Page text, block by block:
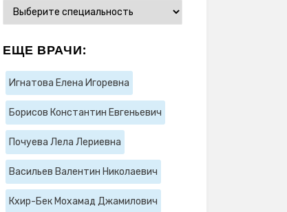
ЕЩЕ ВРАЧИ:
Игнатова Елена Игоревна
Борисов Константин Евгеньевич
Почуева Лела Лериевна
Васильев Валентин Николаевич
Кхир-Бек Мохамад Джамилович